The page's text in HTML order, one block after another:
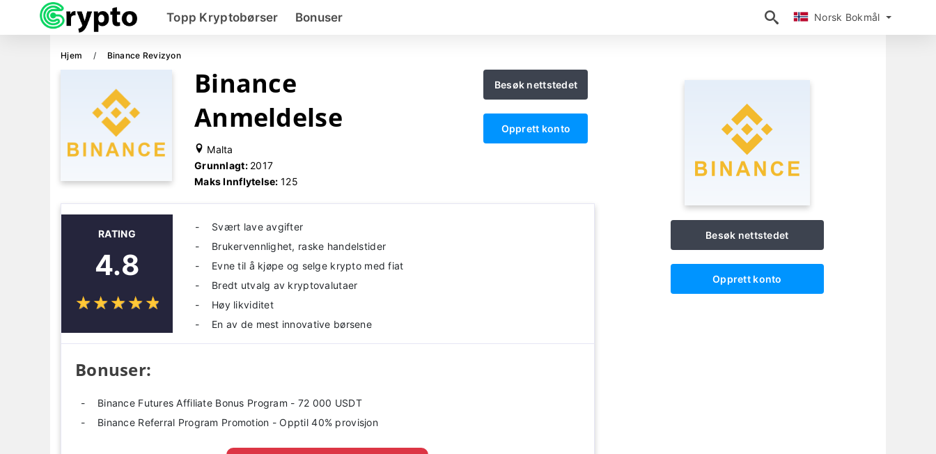
Norsk Bokmål
Topp Kryptobørser Bonuser Norsk Bokmål
Hjem Binance Revizyon
Binance
Anmeldelse
Malta
Grunnlagt: 2017
Maks Innflytelse:125
Besøk nettstedet
Opprett konto
RATING
4.8
☆☆☆☆☆
★★★★★
Svært lave avgifter
Brukervennlighet, raske handelstider
Evne til å kjøpe og selge krypto med fiat
Bredt utvalg av kryptovalutaer
Høy likviditet
En av de mest innovative børsene
Bonuser:
Binance Futures Affiliate Bonus Program - 72 000 USDT
Binance Referral Program Promotion - Opptil 40% provisjon
Besøk nettstedet
Opprett konto